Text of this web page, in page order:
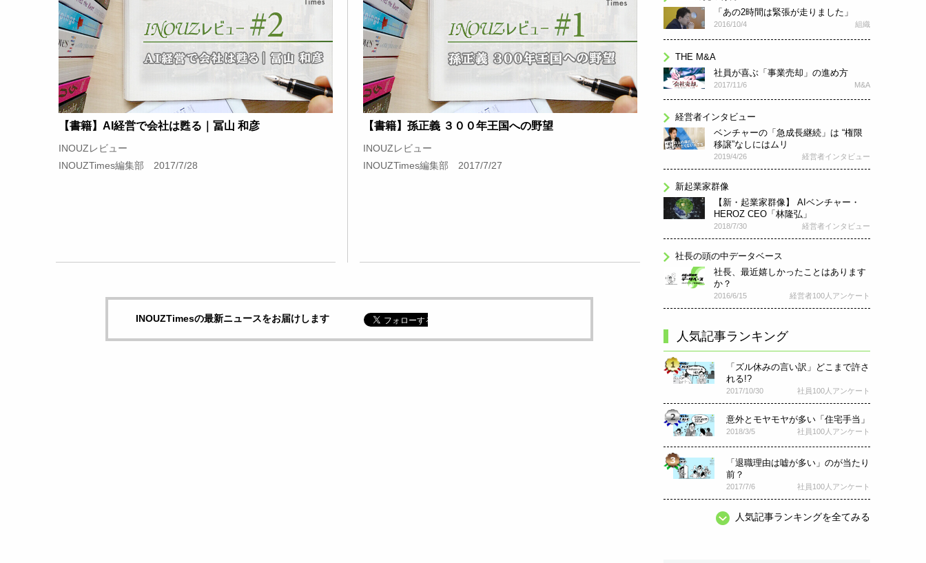
【書籍】AI経営で会社は甦る｜冨山 和彦
INOUZレビュー
INOUZTimes編集部 2017/7/28
【書籍】孫正義 ３００年王国への野望
INOUZレビュー
INOUZTimes編集部 2017/7/27
INOUZTimesの最新ニュースをお届けします
「あの2時間は緊張が走りました」
2016/10/4 組織
THE M&A
社員が喜ぶ「事業売却」の進め方
2017/11/6 M&A
経営者インタビュー
ベンチャーの「急成長継続」は “権限
移譲”なしにはムリ
2019/4/26 経営者インタビュー
新起業家群像
【新・起業家群像】 AIベンチャー・
HEROZ CEO「林隆弘」
2018/7/30 経営者インタビュー
社長の頭の中データベース
社長、最近嬉しかったことはあります
か？
2016/6/15 経営者100人アンケート
人気記事ランキング
「ズル休みの言い訳」どこまで許さ
れる!?
2017/10/30 社員100人アンケート
意外とモヤモヤが多い「住宅手当」
2018/3/5 社員100人アンケート
「退職理由は嘘が多い」のが当たり
前？
2017/7/6 社員100人アンケート
人気記事ランキングを全てみる